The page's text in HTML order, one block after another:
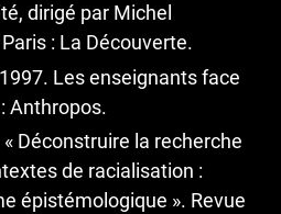
dirigé par Michel
: La Découverte.
Les enseignants face
Anthropos.
Déconstruire la recherche
de racialisation :
épistémologique ». Revue